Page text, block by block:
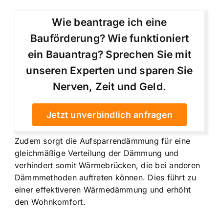
Wie beantrage ich eine
Bauförderung? Wie funktioniert
ein Bauantrag? Sprechen Sie mit
unseren Experten und sparen Sie
Nerven, Zeit und Geld.
Jetzt unverbindlich anfragen
Zudem sorgt die Aufsparrendämmung für eine
gleichmäßige Verteilung der Dämmung und
verhindert somit Wärmebrücken, die bei anderen
Dämmmethoden auftreten können. Dies führt zu
einer effektiveren Wärmedämmung und erhöht
den Wohnkomfort.